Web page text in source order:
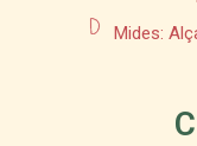
Mides: